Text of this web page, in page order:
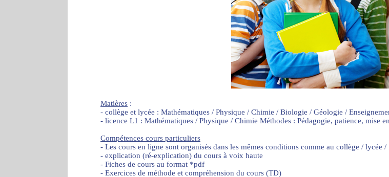
Matières :
- collège et lycée : Mathématiques / Physique / Chimie / Biologie / Géologie /
- licence L1 : Mathématiques / Physique / Chimie Méthodes : Pédagogie, patience, mise
Compétences cours particuliers
- Les cours en ligne sont organisés dans les mêmes conditions comme au collège / lycée /
- explication (ré-explication) du cours à voix haute
- Fiches de cours au format *pdf
- Exercices de méthode et compréhension du cours (TD)